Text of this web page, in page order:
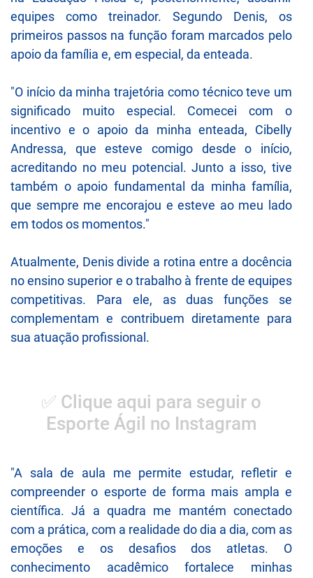
equipes como treinador. Segundo Denis, os
primeiros passos na função foram marcados pelo
apoio da família e, em especial, da enteada.
"O início da minha trajetória como técnico teve um
significado muito especial. Comecei com o
incentivo e o apoio da minha enteada, Cibelly
Andressa, que esteve comigo desde o início,
acreditando no meu potencial. Junto a isso, tive
também o apoio fundamental da minha família,
que sempre me encorajou e esteve ao meu lado
em todos os momentos."
Atualmente, Denis divide a rotina entre a docência
no ensino superior e o trabalho à frente de equipes
competitivas. Para ele, as duas funções se
complementam e contribuem diretamente para
sua atuação profissional.
✅ Clique aqui para seguir o
Esporte Ágil no Instagram
"A sala de aula me permite estudar, refletir e
compreender o esporte de forma mais ampla e
científica. Já a quadra me mantém conectado
com a prática, com a realidade do dia a dia, com as
emoções e os desafios dos atletas. O
conhecimento acadêmico fortalece minhas